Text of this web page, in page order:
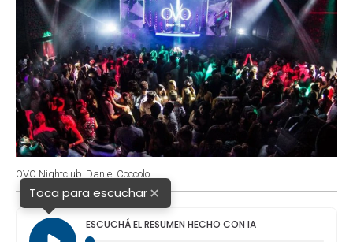
OVO Nightclub Daniel Coccolo
Toca para escuchar×
ESCUCHÁ EL RESUMEN HECHO CON IA